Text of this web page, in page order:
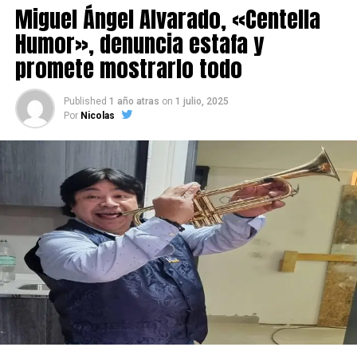
Miguel Ángel Alvarado, «Centella
Humor», denuncia estafa y
promete mostrarlo todo
Published 1 año atras on 1 julio, 2025
Por Nicolas